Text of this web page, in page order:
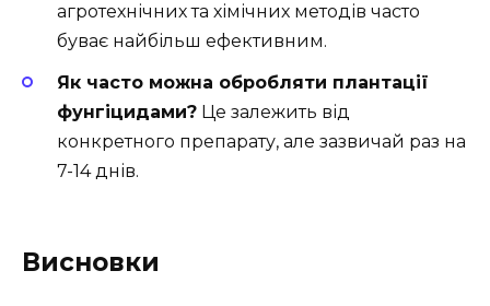
агротехнічних та хімічних методів часто
буває найбільш ефективним.
Як часто можна обробляти плантації
фунгіцидами? Це залежить від
конкретного препарату, але зазвичай раз на
7-14 днів.
Висновки